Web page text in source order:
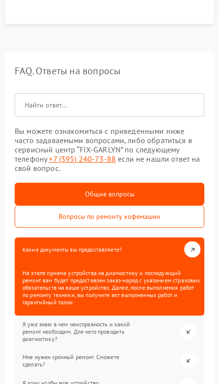
FAQ. Ответы на вопросы
Вы можете ознакомиться с приведенными ниже
часто задаваемыми вопросами, либо обратиться в
сервисный центр “FIX-GARLYN” по следующему
телефону+7 (395) 240-73-88 если не нашли ответ на
свой вопрос.
Общие вопросы
Вопросы по ремонту кофемашин
Какие документы вы предоставляете?
На этапе приема устройства на диагностику и последующий
ремонт вам будет предоставлен заказ-наряд с указанием страховых
обязательств на ваше устройство. Далее, после выполнения работ
по ремонту техники, вы получите акт выполненных работ и
гарантийный талон.
Я уже знаю в чем неисправность и какой
ремонт необходим. Для чего проводить
диагностику?
Мне нужен срочный ремонт. Сможете
сделать?